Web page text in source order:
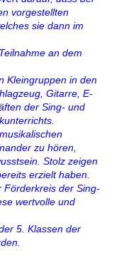
vorgestellten
sie dann im
an dem
Kleingruppen in den
Gitarre, E-
der Sing- und
zu hören,
Stolz zeigen
erzielt haben.
Förderkreis der Sing-
wertvolle und
5. Klassen der